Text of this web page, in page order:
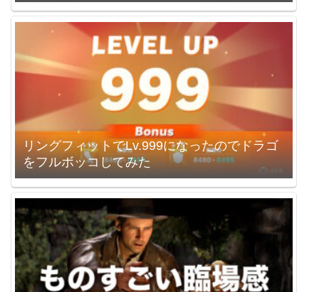
リングフィットでLv.999になったのでドラゴ
をフルボッコしてみた